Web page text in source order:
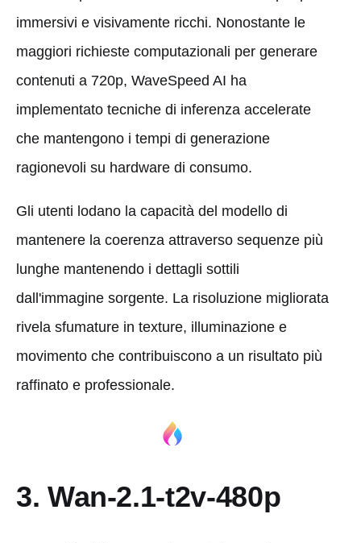
immersivi e visivamente ricchi. Nonostante le
maggiori richieste computazionali per generare
contenuti a 720p, WaveSpeed AI ha
implementato tecniche di inferenza accelerate
che mantengono i tempi di generazione
ragionevoli su hardware di consumo.
Gli utenti lodano la capacità del modello di
mantenere la coerenza attraverso sequenze più
lunghe mantenendo i dettagli sottili
dall'immagine sorgente. La risoluzione migliorata
rivela sfumature in texture, illuminazione e
movimento che contribuiscono a un risultato più
raffinato e professionale.
3. Wan-2.1-t2v-480p